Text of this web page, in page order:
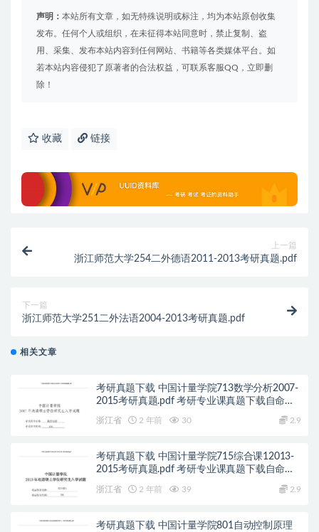
声明： 本站所有文章，如无特殊说明或标注，均为本站原创收集
发布。任何个人或组织，在未征得本站同意时，禁止复制、盗
用、采集、发布本站内容到任何网站、书籍等各类媒体平台。如
若本站内容侵犯了原著者的合法权益，可联系客服QQ，立即删
除！
收藏 链接
上一篇
浙江师范大学254二外德语2011-2013考研真题.pdf
下一篇
浙江师范大学251二外法语2004-2013考研真题.pdf
相关文章
考研真题下载 中国计量学院713数学分析2007-
2015考研真题.pdf 考研专业课真题下载自命题
浙江省 2 年前 30 2.9
考研真题下载 中国计量学院715综合课12013-
2015考研真题.pdf 考研专业课真题下载自命题
浙江省 2 年前 39 2.9
考研真题下载 中国计量学院801自动控制原理